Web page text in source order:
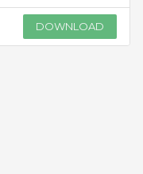
DOWNLOAD